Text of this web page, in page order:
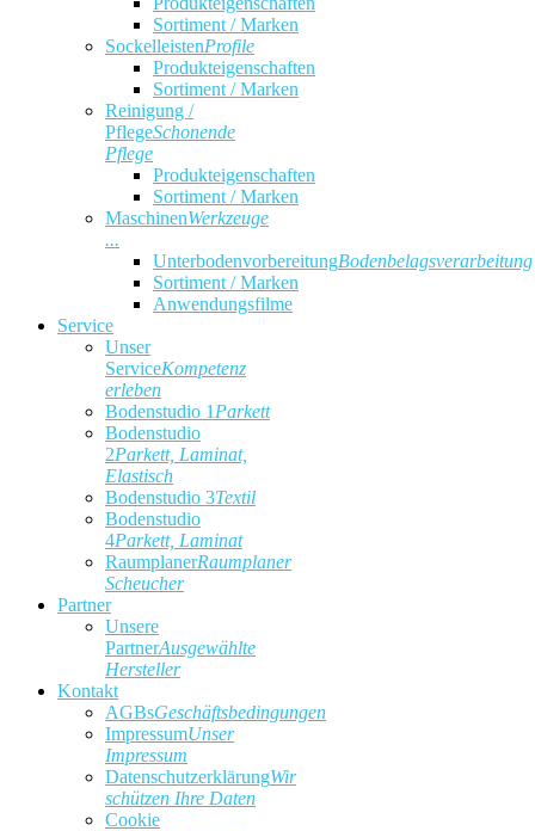
Sortiment / Marken
SockelleistenProfile
Produkteigenschaften
Sortiment / Marken
Reinigung /
PflegeSchonende
Pflege
Produkteigenschaften
Sortiment / Marken
MaschinenWerkzeuge
...
UnterbodenvorbereitungBodenbelagsverarbeitung
Sortiment / Marken
Anwendungsfilme
Service
Unser
ServiceKompetenz
erleben
Bodenstudio 1 Parkett
Bodenstudio
2Parkett, Laminat,
Elastisch
Bodenstudio 3Textil
Bodenstudio
4Parkett, Laminat
RaumplanerRaumplaner
Scheucher
Partner
Unsere
PartnerAusgewählte
Hersteller
Kontakt
AGBsGeschäftsbedingungen
ImpressumUnser
Impressum
DatenschutzerklärungWir
schützen Ihre Daten
Cookie